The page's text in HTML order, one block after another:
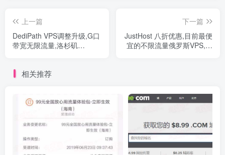
上一篇
DediPath VPS调整升级,G口
带宽无限流量,洛杉矶
下一篇
JustHost 八折优惠,目前最便
宜的不限流量俄罗斯VPS,三
相关推荐